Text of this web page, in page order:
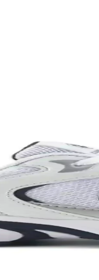
yaşamda vazgeçilmez
İçin Modern
Spor ve günlük
Metal Taç
memnuniyetine